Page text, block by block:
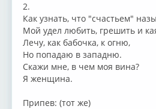
2.
Как узнать, что "счастьем"
Мой удел любить, грешить и
Лечу, как бабочка, к огню,
Но попадаю в западню.
Скажи мне, в чем моя вина?
Я женщина.
Припев: (тот же)